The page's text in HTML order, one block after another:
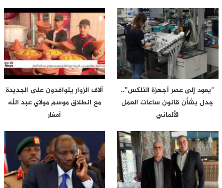
“يعود إلى عصر أجهزة التلكس”..
جدل بشأن قانون ساعات العمل
الألماني
آلاف الزوار يتوافدون على الجديدة
مع انطلاق موسم مولاي عبد الله
أمغار